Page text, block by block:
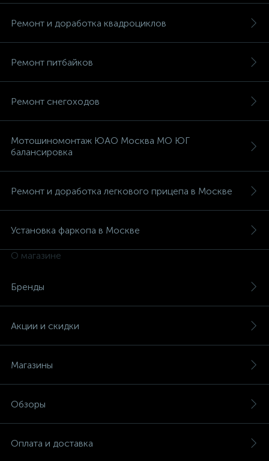
Ремонт и доработка квадроциклов
Ремонт питбайков
Ремонт снегоходов
Мотошиномонтаж ЮАО Москва МО ЮГ
балансировка
Ремонт и доработка легкового прицепа в Москве
Установка фаркопа в Москве
О магазине
Бренды
Акции и скидки
Магазины
Обзоры
Оплата и доставка